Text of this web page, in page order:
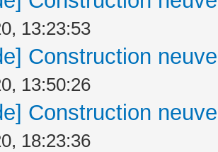
13:23:53
Construction
13:50:26
Construction
18:23:36